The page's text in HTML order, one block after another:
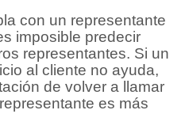
con un representante
imposible predecir
representantes. Si un
al cliente no ayuda,
de volver a llamar
es más